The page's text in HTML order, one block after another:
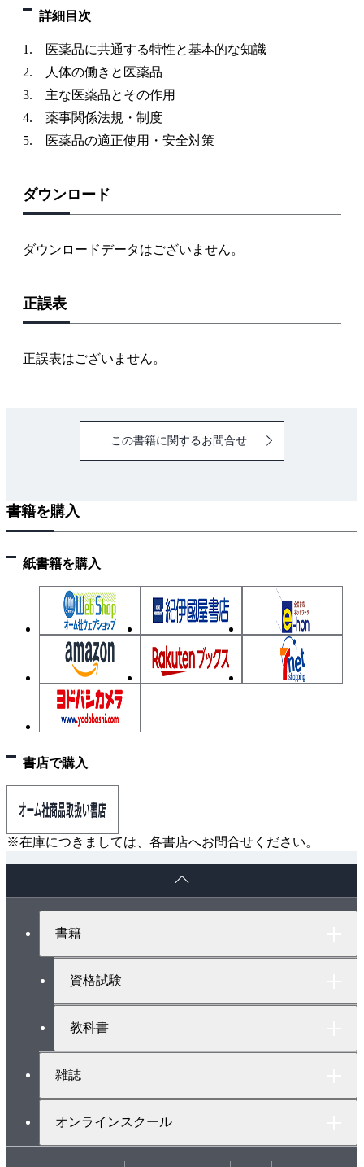
詳細目次
1. 医薬品に共通する特性と基本的な知識
2. 人体の働きと医薬品
3. 主な医薬品とその作用
4. 薬事関係法規・制度
5. 医薬品の適正使用・安全対策
ダウンロード
ダウンロードデータはございません。
正誤表
正誤表はございません。
この書籍に関するお問合せ
書籍を購入
紙書籍を購入
書店で購入
※在庫につきましては、各書店へお問合せください。
書籍
資格試験
教科書
雑誌
オンラインスクール